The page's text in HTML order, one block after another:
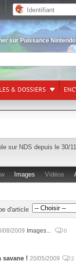
sur Puissance Nintendo
& DOSSIERS
sur NDS depuis le 30/
Images Vidéos
d'article
08/2009 Images... 0
savane ! 20/05/2009 2